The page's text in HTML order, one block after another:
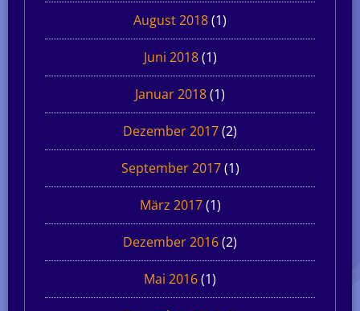
August 2018(1)
Juni 2018(1)
Januar 2018(1)
Dezember 2017(2)
September 2017(1)
März 2017(1)
Dezember 2016(2)
Mai 2016(1)